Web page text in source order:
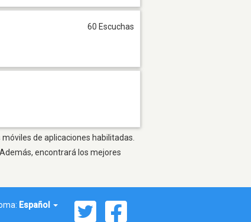
60 Escuchas
de aplicaciones habilitadas.
encontrará los mejores
Español